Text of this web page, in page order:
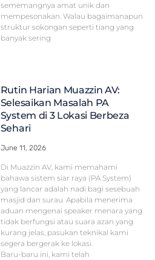
sememangnya amat unik dan
mempesonakan. Walau bagaimanapun,
struktur sokongan seperti tiang yang
banyak sering
Rutin Harian Muazzin AV:
Selesaikan Masalah PA
System di 3 Lokasi Berbeza
Sehari
June 11, 2026
Di Muazzin AV, kami memahami
bahawa sistem siar raya (PA System)
yang lancar adalah nadi bagi sesebuah
masjid dan surau. Apabila menerima
aduan mengenai speaker menara yang
tidak berfungsi atau suara azan yang
kurang jelas, pasukan teknikal kami
segera bergerak ke lokasi.
Baru-baru ini, kami telah